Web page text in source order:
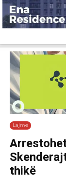
Lajme
thikë